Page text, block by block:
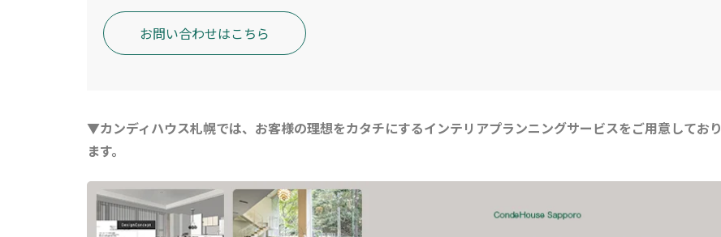
お問い合わせはこちら
▼カンディハウス札幌では、お客様の理想をカタチにするインテリアプランニングサービスをご用意しており
ます。